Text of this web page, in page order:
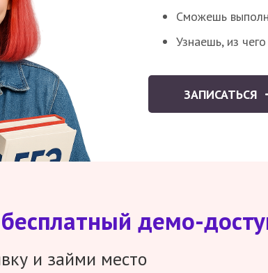
Сможешь
Узнаешь, из
ЗАПИСАТЬСЯ
демо-
и займи место